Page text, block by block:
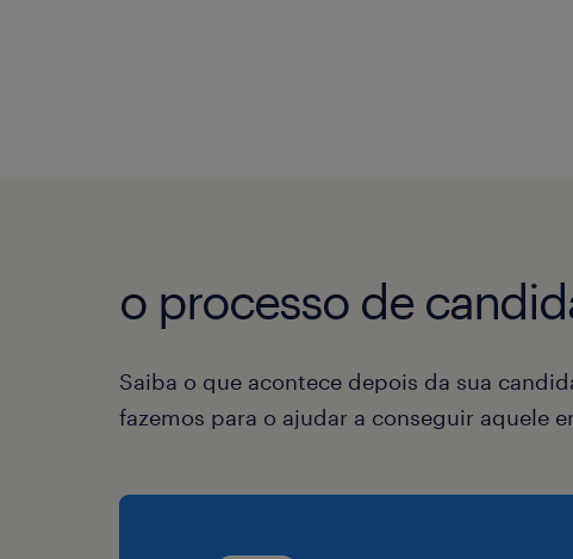
o processo de
Saiba o que acontece depois da sua
fazemos para o ajudar a conseguir aquele